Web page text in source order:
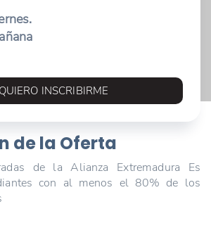
QUIERO INSCRIBIRME
de la Oferta
de la Alianza Extremadura Es
con al menos el 80% de los